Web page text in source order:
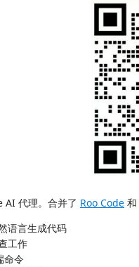
AI 代理。合并了 Roo Code 和
语言生成代码
工作
命令